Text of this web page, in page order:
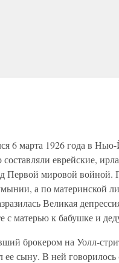
6 марта 1926 года в
еврейские,
мировой войной.
а по материнской
Великая
с матерью к бабушке и
брокером на Уолл-
ее сыну. В ней